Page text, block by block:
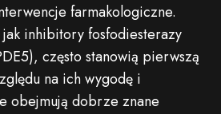
farmakologiczne.
inhibitory fosfodiesterazy
często stanowią pierwszą
na ich wygodę i
obejmują dobrze znane